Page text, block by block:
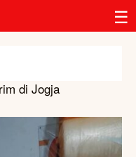
☰
di Jogja